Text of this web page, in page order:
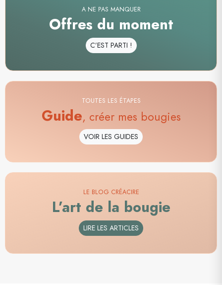
A NE PAS MANQUER
Offres du moment
C’EST PARTI !
TOUTES LES ÉTAPES
Guide, créer mes bougies
VOIR LES GUIDES
LE BLOG CRÉACIRE
L’art de la bougie
LIRE LES ARTICLES